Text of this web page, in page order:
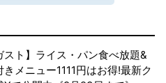
スト】ライス・パン食べ放題&
メニュー1111円はお得!最新ク